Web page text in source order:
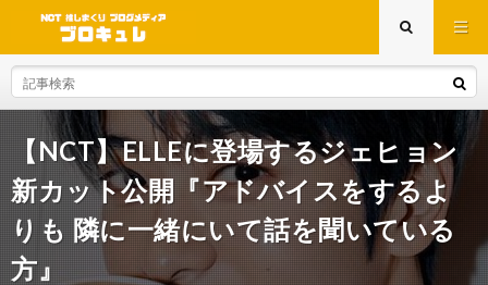
【NCT】ELLEに登場するジェヒョン
新カット公開『アドバイスをするよ
りも 隣に一緒にいて話を聞いている
方』